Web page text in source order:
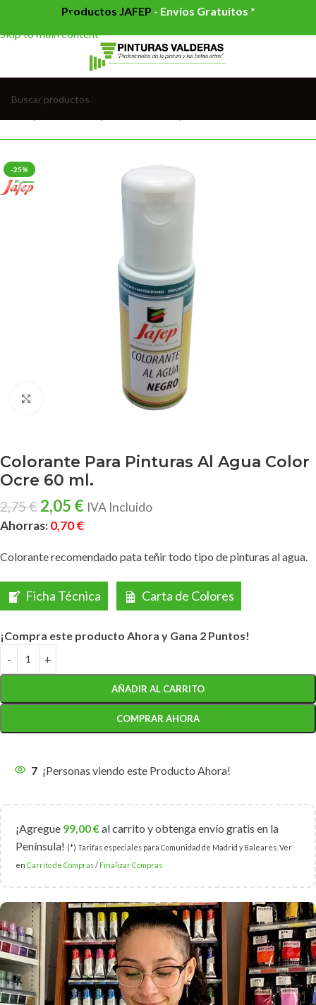
Skip to navigation
Skip to main content
Productos JAFEP - Envíos Gratuitos *
-25%
Colorante Para Pinturas Al Agua Color
Ocre 60 ml.
2,75€ 2,05 € IVA Incluido
Ahorras:0,70€
Colorante recomendado pata teñir todo tipo de pinturas al agua.
Ficha Técnica Carta de Colores
¡Compra este producto Ahora y Gana 2 Puntos!
AÑADIR AL CARRITO
COMPRAR AHORA
7 ¡Personas viendo este Producto Ahora!
¡Agregue 99,00€al carrito y obtenga envío gratis en la
Península! (*) Tarifas especiales para Comunidad de Madrid y Baleares. Ver
en Carrito de Compras/ Finalizar Compras